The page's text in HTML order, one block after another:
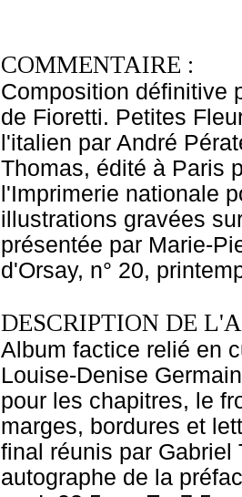
COMMENTAIRE :
Composition définitive
de Fioretti. Petites
l'italien par André
Thomas, édité à Paris
l'Imprimerie nationale
illustrations gravées
présentée par Marie-
d'Orsay, n° 20,
DESCRIPTION DE
Album factice relié en
Louise-Denise
pour les chapitres, le
marges, bordures et
final réunis par Gabriel
autographe de la